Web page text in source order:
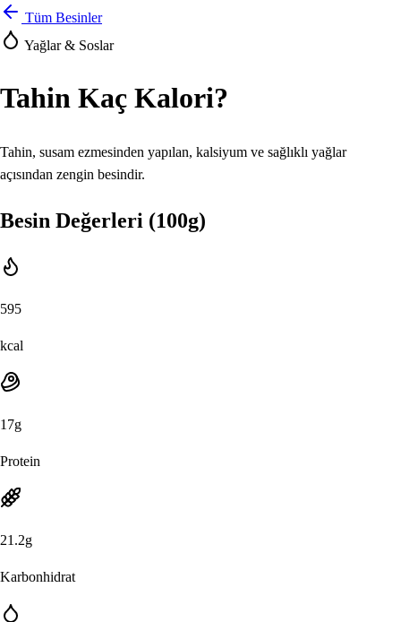
Tüm Besinler
Yağlar & Soslar
Tahin Kaç Kalori?
Tahin, susam ezmesinden yapılan, kalsiyum ve sağlıklı yağlar
açısından zengin besindir.
Besin Değerleri (100g)
595
kcal
17g
Protein
21.2g
Karbonhidrat